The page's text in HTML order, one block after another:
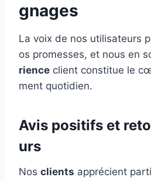
gnages
La voix de nos utilisateurs
os promesses, et nous en
rience client constitue le
ment quotidien.
Avis positifs et
urs
Nos clients apprécient